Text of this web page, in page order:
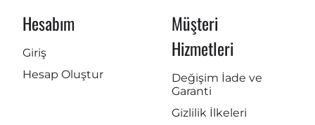
Hesabım
Giriş
Hesap Oluştur
Müşteri
Hizmetleri
Değişim İade ve
Garanti
Gizlilik İlkeleri